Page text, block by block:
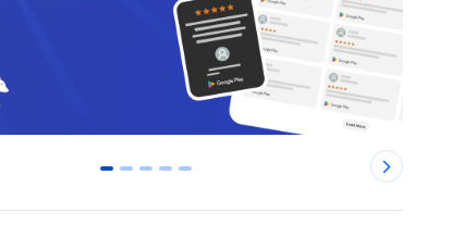
0 1 2 3 4